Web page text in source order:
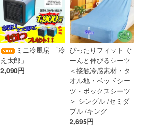
ミニ冷風扇 「冷
え太郎」
2,090円
ぴったりフィット ぐ
ーんと伸びるシーツ
＜接触冷感素材・タ
オル地・ベッドシー
ツ・ボックスシーツ
＞ シングル /セミダ
ブル /キング
2,695円